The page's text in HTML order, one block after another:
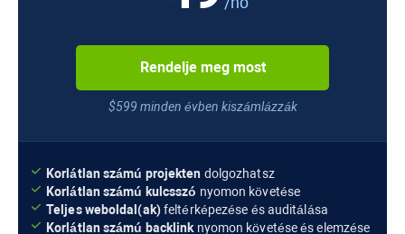
Rendelje meg most
$599 minden évben kiszámlázzák
Korlátlan számú projekten dolgozhatsz
Korlátlan számú kulcsszó nyomon követése
Teljes weboldal(ak)feltérképezése és auditálása
Korlátlan számú backlink nyomon követése és elemzése